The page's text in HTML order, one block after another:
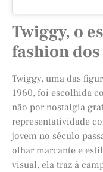
Twiggy, o
fashion
Twiggy, uma das
1960, foi escolhida
não por nostalgia
representatividade
jovem no século
olhar marcante e
visual, ela traz à